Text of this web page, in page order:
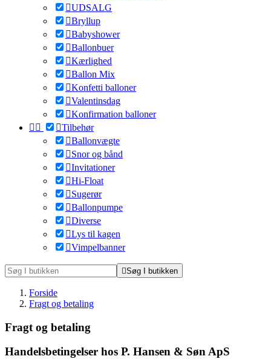
UDSALG
Bryllup
Babyshower
Ballonbuer
Kærlighed
Ballon Mix
Konfetti balloner
Valentinsdag
Konfirmation balloner
  Tilbehør
Ballonvægte
Snor og bånd
Invitationer
Hi-Float
Sugerør
Ballonpumpe
Diverse
Lys til kagen
Vimpelbanner
Søg I butikken
Forside
Fragt og betaling
Fragt og betaling
Handelsbetingelser hos P. Hansen & Søn ApS